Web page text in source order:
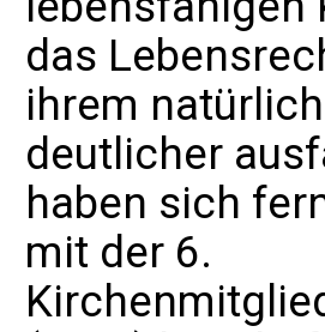
das
ihrem
deutlicher
haben sich
mit der 6.